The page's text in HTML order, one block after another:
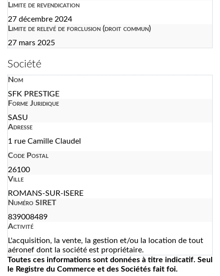
Limite de revendication
27 décembre 2024
Limite de relevé de forclusion (droit commun)
27 mars 2025
Société
Nom
SFK PRESTIGE
Forme Juridique
SASU
Adresse
1 rue Camille Claudel
Code Postal
26100
Ville
ROMANS-SUR-ISERE
Numéro SIRET
839008489
Activité
L'acquisition, la vente, la gestion et/ou la location de tout
aéronef dont la société est propriétaire.
Toutes ces informations sont données à titre indicatif. Seul
le Registre du Commerce et des Sociétés fait foi.